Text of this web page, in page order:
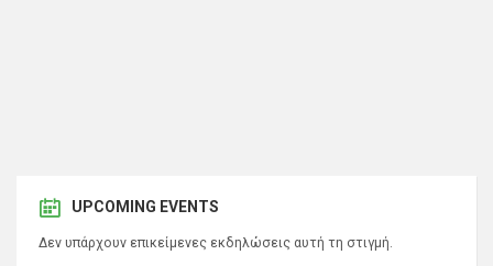
UPCOMING EVENTS
Δεν υπάρχουν επικείμενες εκδηλώσεις αυτή τη στιγμή.